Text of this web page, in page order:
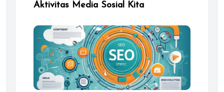
Aktivitas Media Sosial Kita